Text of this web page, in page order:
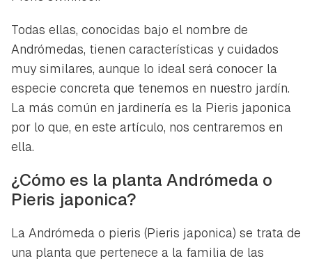
Todas ellas, conocidas bajo el nombre de
Andrómedas, tienen características y cuidados
muy similares, aunque lo ideal será conocer la
especie concreta que tenemos en nuestro jardín.
La más común en jardinería es la Pieris japonica
por lo que, en este artículo, nos centraremos en
ella.
¿Cómo es la planta Andrómeda o
Pieris japonica?
La Andrómeda o pieris (Pieris japonica) se trata de
una planta que pertenece a la familia de las